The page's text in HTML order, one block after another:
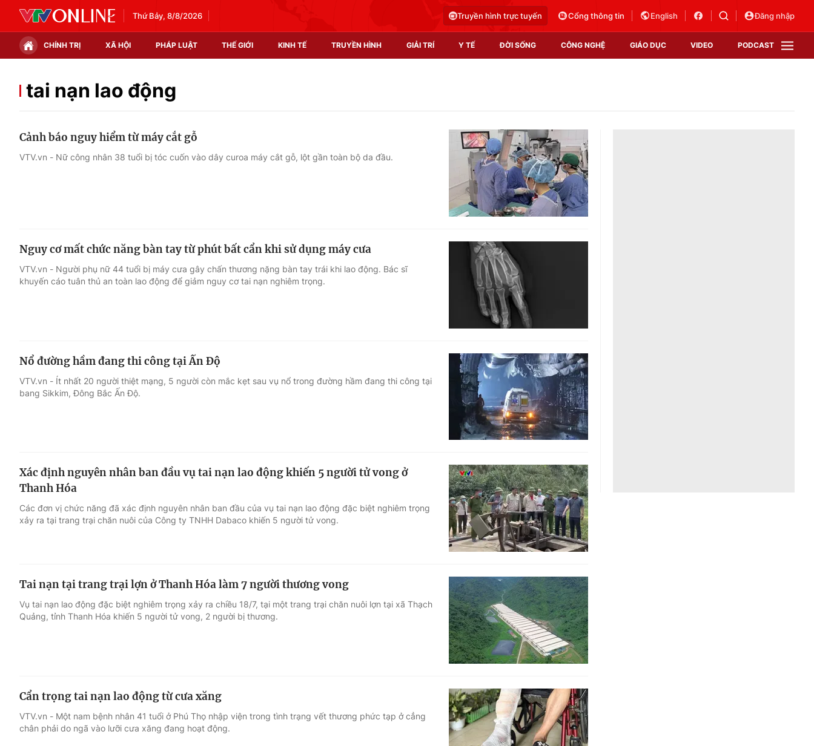
Thứ Bảy, 8/8/2026 Truyền hình trực tuyến Cổng thông tin English Đăng nhập
CHÍNH TRỊ XÃ HỘI PHÁP LUẬT THẾ GIỚI KINH TẾ TRUYỀN HÌNH GIẢI TRÍ Y TẾ ĐỜI SỐNG CÔNG NGHỆ GIÁO DỤC VIDEO PODCAST
Chính trị
Video
Shorts video
Podcast
EMagazine
Photo
Infographic
Góc ảnh
Điện ảnh
Âm nhạc
Sao
Du lịch
Làm đẹp
Học trực tuyến
Công nghệ
Hitech Công nghệ tương lai
Sản phẩm
Thị trường
Tư vấn
VTV Sức khoẻ
tai nạn lao động
Cảnh báo nguy hiểm từ máy cắt gỗ
VTV.vn - Nữ công nhân 38 tuổi bị tóc cuốn vào dây curoa máy cắt gỗ, lột gần toàn bộ da đầu.
Nguy cơ mất chức năng bàn tay từ phút bất cẩn khi sử dụng máy cưa
VTV.vn - Người phụ nữ 44 tuổi bị máy cưa gây chấn thương nặng bàn tay trái khi lao động. Bác sĩ
khuyến cáo tuân thủ an toàn lao động để giảm nguy cơ tai nạn nghiêm trọng.
Nổ đường hầm đang thi công tại Ấn Độ
VTV.vn - Ít nhất 20 người thiệt mạng, 5 người còn mắc kẹt sau vụ nổ trong đường hầm đang thi công tại
bang Sikkim, Đông Bắc Ấn Độ.
Xác định nguyên nhân ban đầu vụ tai nạn lao động khiến 5 người tử vong ở
Thanh Hóa
Các đơn vị chức năng đã xác định nguyên nhân ban đầu của vụ tai nạn lao động đặc biệt nghiêm trọng
xảy ra tại trang trại chăn nuôi của Công ty TNHH Dabaco khiến 5 người tử vong.
Tai nạn tại trang trại lợn ở Thanh Hóa làm 7 người thương vong
Vụ tai nạn lao động đặc biệt nghiêm trọng xảy ra chiều 18/7, tại một trang trại chăn nuôi lợn tại xã Thạch
Quảng, tỉnh Thanh Hóa khiến 5 người tử vong, 2 người bị thương.
Cẩn trọng tai nạn lao động từ cưa xăng
VTV.vn - Một nam bệnh nhân 41 tuổi ở Phú Thọ nhập viện trong tình trạng vết thương phức tạp ở cẳng
chân phải do ngã vào lưỡi cưa xăng đang hoạt động.